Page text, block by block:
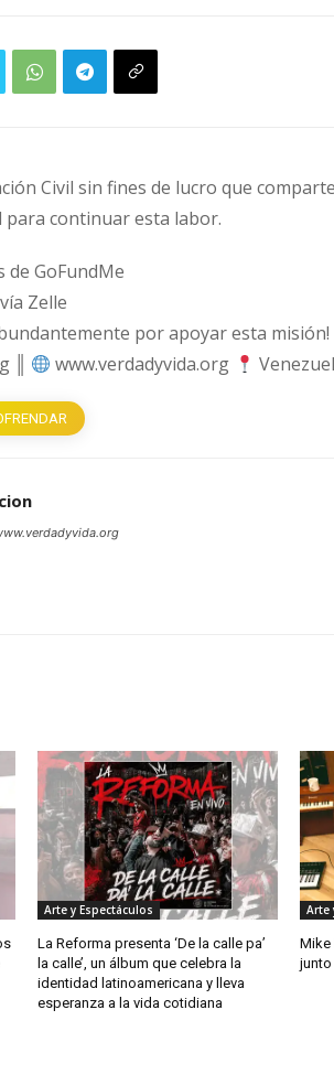
Civil sin fines de lucro que
para continuar esta labor.
de GoFundMe
Zelle
por apoyar esta misión!
║
www.verdadyvida.org
Arte y Espectáculos
La Reforma presenta ‘De la calle pa’
la calle’, un álbum que celebra la
identidad latinoamericana y lleva
esperanza a la vida cotidiana
Arte
Mike
junto